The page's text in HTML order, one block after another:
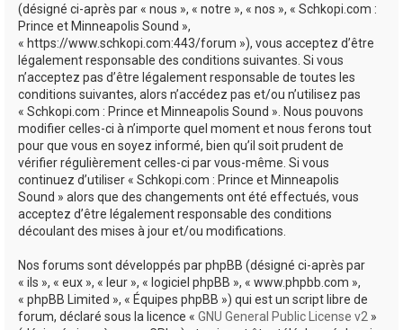
(désigné ci-après par « nous », « notre », « nos », « Schkopi.com :
Prince et Minneapolis Sound »,
« https://www.schkopi.com:443/forum »), vous acceptez d’être
légalement responsable des conditions suivantes. Si vous
n’acceptez pas d’être légalement responsable de toutes les
conditions suivantes, alors n’accédez pas et/ou n’utilisez pas
« Schkopi.com : Prince et Minneapolis Sound ». Nous pouvons
modifier celles-ci à n’importe quel moment et nous ferons tout
pour que vous en soyez informé, bien qu’il soit prudent de
vérifier régulièrement celles-ci par vous-même. Si vous
continuez d’utiliser « Schkopi.com : Prince et Minneapolis
Sound » alors que des changements ont été effectués, vous
acceptez d’être légalement responsable des conditions
découlant des mises à jour et/ou modifications.
Nos forums sont développés par phpBB (désigné ci-après par
« ils », « eux », « leur », « logiciel phpBB », « www.phpbb.com »,
« phpBB Limited », « Équipes phpBB ») qui est un script libre de
forum, déclaré sous la licence « GNU General Public License v2 »